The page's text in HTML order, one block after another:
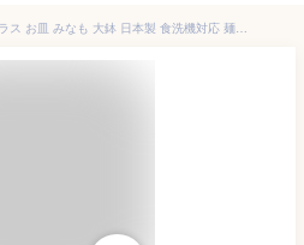
【送料無料】 東洋佐々木ガラス お皿 みなも 大鉢 日本製 食洗機対応 麺皿 大皿 丸皿 器 皿 ガラス皿 食器 P-37306-JAN（ おしゃれ ガラス 和 和風 食洗機 お皿 そうめん皿 めん皿 そうめん 麺 大きい 業務用 プレゼント ）